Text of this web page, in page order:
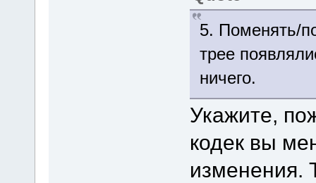
5. Поменять/
трее
ничего.
Укажите,
кодек вы
изменения.